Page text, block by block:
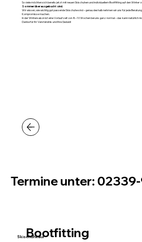
Termine unter:
Bootfitting
Skischuhkauf
So viele möchten sich bereits jetzt mit neuen Skischuhen und individuellem Bootfitting auf den Winter
Sommer über ausgebucht sind.
Wir wissen, wie wichtig gut passende Skischuhe sind – genau deshalb nehmen wir uns für jede
Kompromisse machen.
In der Wintersaison ist eine Vorlaufzeit von 8–10 Wochen bei uns ganz normal – das kann natürlich
Danke für Ihr Verständnis und Ihre Geduld!